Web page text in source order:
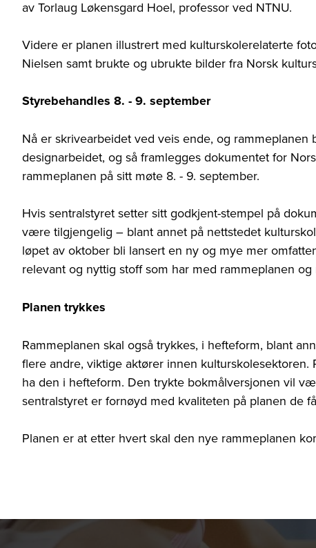
av Torlaug Løkensgard Hoel, professor ved NTNU.
Videre er planen illustrert med kulturskolerelaterte
Nielsen samt brukte og ubrukte bilder fra Norsk
Styrebehandles 8. - 9. september
Nå er skrivearbeidet ved veis ende, og
designarbeidet, og så framlegges dokumentet for
rammeplanen på sitt møte 8. - 9. september.
Hvis sentralstyret setter sitt godkjent-stempel på
være tilgjengelig – blant annet på nettstedet
løpet av oktober bli lansert en ny og mye mer
relevant og nyttig stoff som har med rammeplanen
Planen trykkes
Rammeplanen skal også trykkes, i hefteform, blant
flere andre, viktige aktører innen
ha den i hefteform. Den trykte bokmålversjonen vil
sentralstyret er fornøyd med kvaliteten på planen de
Planen er at etter hvert skal den nye rammeplanen